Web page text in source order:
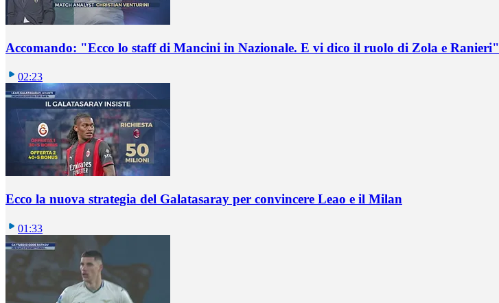
Accomando: "Ecco lo staff di Mancini in Nazionale. E vi dico il ruolo di Zola e Ranieri"
02:23
Ecco la nuova strategia del Galatasaray per convincere Leao e il Milan
01:33